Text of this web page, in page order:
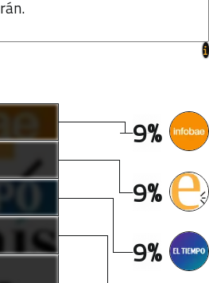
9%
9%
9%